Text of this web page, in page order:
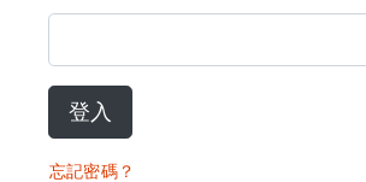
登入
忘記密碼？